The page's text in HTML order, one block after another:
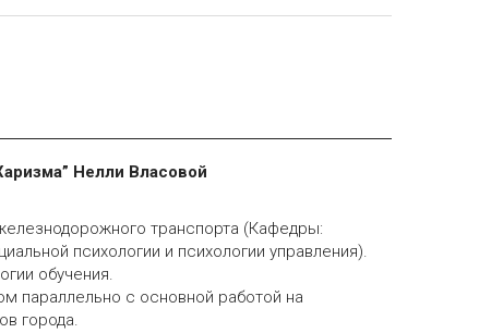
Нелли Власовой
транспорта (Кафедры:
психологии и психологии управления).
обучения.
параллельно с основной работой на
города.